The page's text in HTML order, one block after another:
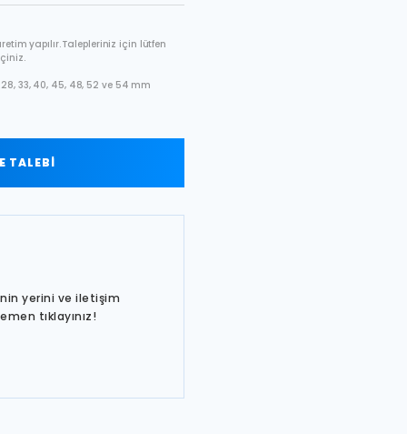
yapılır. Talepleriniz için lütfen
33, 40, 45, 48, 52 ve 54 mm
TALEBİ
yerini ve iletişim
tıklayınız!